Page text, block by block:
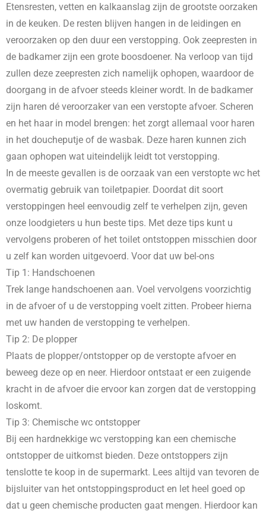
Etensresten, vetten en kalkaanslag zijn de grootste oorzaken
in de keuken. De resten blijven hangen in de leidingen en
veroorzaken op den duur een verstopping. Ook zeepresten in
de badkamer zijn een grote boosdoener. Na verloop van tijd
zullen deze zeepresten zich namelijk ophopen, waardoor de
doorgang in de afvoer steeds kleiner wordt. In de badkamer
zijn haren dé veroorzaker van een verstopte afvoer. Scheren
en het haar in model brengen: het zorgt allemaal voor haren
in het doucheputje of de wasbak. Deze haren kunnen zich
gaan ophopen wat uiteindelijk leidt tot verstopping.
In de meeste gevallen is de oorzaak van een verstopte wc het
overmatig gebruik van toiletpapier. Doordat dit soort
verstoppingen heel eenvoudig zelf te verhelpen zijn, geven
onze loodgieters u hun beste tips. Met deze tips kunt u
vervolgens proberen of het toilet ontstoppen misschien door
u zelf kan worden uitgevoerd. Voor dat uw bel-ons
Tip 1: Handschoenen
Trek lange handschoenen aan. Voel vervolgens voorzichtig
in de afvoer of u de verstopping voelt zitten. Probeer hierna
met uw handen de verstopping te verhelpen.
Tip 2: De plopper
Plaats de plopper/ontstopper op de verstopte afvoer en
beweeg deze op en neer. Hierdoor ontstaat er een zuigende
kracht in de afvoer die ervoor kan zorgen dat de verstopping
loskomt.
Tip 3: Chemische wc ontstopper
Bij een hardnekkige wc verstopping kan een chemische
ontstopper de uitkomst bieden. Deze ontstoppers zijn
tenslotte te koop in de supermarkt. Lees altijd van tevoren de
bijsluiter van het ontstoppingsproduct en let heel goed op
dat u geen chemische producten gaat mengen. Hierdoor kan